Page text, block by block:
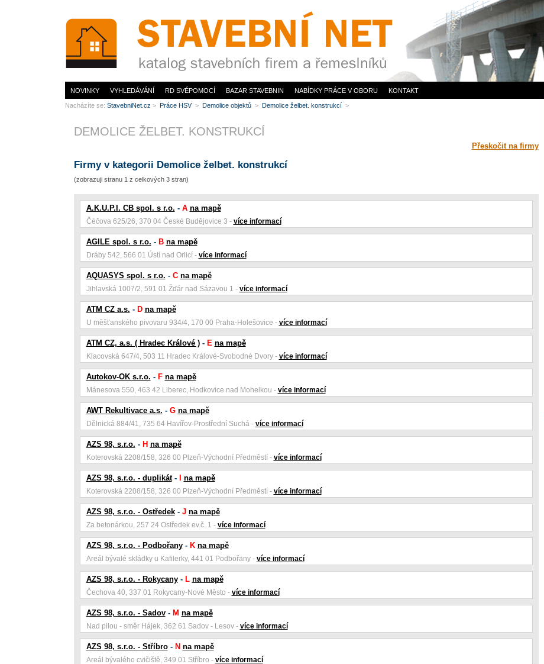
DEMOLICE ŽELBET. KONSTRUKCÍ
Přeskočit na firmy
Firmy v kategorii Demolice želbet. konstrukcí
(zobrazuji stranu 1 z celkových 3 stran)
A.K.U.P.I. CB spol. s r.o. - A na mapě
Čéčova 625/26, 370 04 České Budějovice 3 - více informací
AGILE spol. s r.o. - B na mapě
Dráby 542, 566 01 Ústí nad Orlicí - více informací
AQUASYS spol. s r.o. - C na mapě
Jihlavská 1007/2, 591 01 Žďár nad Sázavou 1 - více informací
ATM CZ a.s. - D na mapě
U měšťanského pivovaru 934/4, 170 00 Praha-Holešovice - více informací
ATM CZ, a.s. ( Hradec Králové )- E na mapě
Klacovská 647/4, 503 11 Hradec Králové-Svobodné Dvory - více informací
Autokov-OK s.r.o. - F na mapě
Mánesova 550, 463 42 Liberec, Hodkovice nad Mohelkou - více informací
AWT Rekultivace a.s. - G na mapě
Dělnická 884/41, 735 64 Havířov-Prostřední Suchá - více informací
AZS 98, s.r.o. - H na mapě
Koterovská 2208/158, 326 00 Plzeň-Východní Předměstí - více informací
AZS 98, s.r.o. - duplikát- na mapě
Koterovská 2208/158, 326 00 Plzeň-Východní Předměstí - více informací
AZS 98, s.r.o. - Ostředek- J na mapě
Za betonárkou, 257 24 Ostředek ev.č. 1 - více informací
AZS 98, s.r.o. - Podbořany- K na mapě
Areál bývalé skládky u Kafilerky, 441 01 Podbořany - více informací
AZS 98, s.r.o. - Rokycany- L na mapě
Čechova 40, 337 01 Rokycany-Nové Město - více informací
AZS 98, s.r.o. - Sadov- M na mapě
Nad pilou - směr Hájek, 362 61 Sadov - Lesov - více informací
AZS 98, s.r.o. - Stříbro- N na mapě
Areál bývalého cvičiště, 349 01 Stříbro - více informací
NOVINKY VYHLEDÁVÁNÍ RD SVÉPOMOCÍ BAZAR STAVEBNIN NABÍDKY PRÁCE V OBORU KONTAKT
Nacházíte se: StavebniNet.cz > Práce HSV > Demolice objektů > Demolice želbet. konstrukcí >